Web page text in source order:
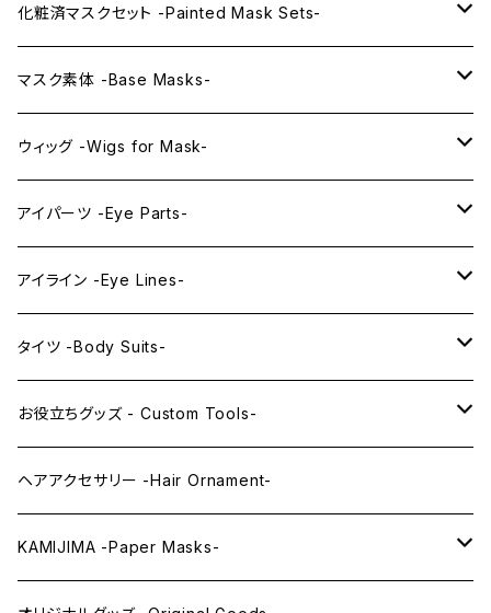
KAWAII PREMIUM Mask & Wig Sets
プレミアムマスク素体-Premium base masks-
プレミアムウィッグ -Premium Wigs-
プレミアムレンズアイ -Premium Lens eye-
化粧済マスクセット -Painted Mask Sets-
KAWAII EX series
KAWAII series
IDOL series
PRINCESS series
KAWAII Little series
マスク素体 -Base Masks-
アニメマスク -Anime Masks-
ドールマスク -Doll Masks-
ウィッグ -Wigs for Mask-
ロング -Long-
ミドル -Middle-
アイパーツ -Eye Parts-
レンズアイ -Lens Eyes-
レンズアイ
レンズアイEX
クリスタルアイ -Crystal Eyes-
アイライン -Eye Lines-
アイラインステッカー -Eye Line Stickers-
まゆ毛 -Eyebrows-
まつ毛 -Eyelash-
タイツ -Body Suits-
全身タイツ -Full Body Suits-
上半身タイツ -Upper Body Suits-
お役立ちグッズ - Custom Tools-
カスタム用品 -Custom Tools-
ウィッグメンテナンス -Wig Maintenance-
ヘアアクセサリー -Hair Ornament-
KAMIJIMA -Paper Masks-